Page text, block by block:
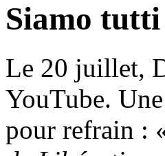
Siamo
Le 20 juillet,
YouTube.
pour refrain :